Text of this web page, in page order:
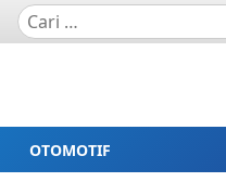
OTOMOTIF